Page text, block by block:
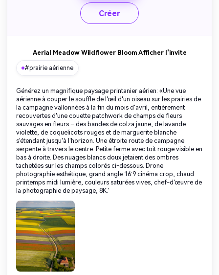
Créer
Aerial Meadow Wildflower Bloom Afficher l'invite
#prairie aérienne
Générez un magnifique paysage printanier aérien: «Une vue
aérienne à couper le souffle de l'œil d'un oiseau sur les prairies de
la campagne vallonnées à la fin du mois d'avril, entièrement
recouvertes d'une couette patchwork de champs de fleurs
sauvages en fleurs – des bandes de colza jaune, de lavande
violette, de coquelicots rouges et de marguerite blanche
s'étendant jusqu'à l'horizon. Une étroite route de campagne
serpente à travers le centre. Petite ferme avec toit rouge visible en
bas à droite. Des nuages blancs doux jetaient des ombres
tachetées sur les champs colorés ci-dessous. Drone
photographie esthétique, grand angle 16:9 cinéma crop, chaud
printemps midi lumière, couleurs saturées vives, chef-d'œuvre de
la photographie de paysage, 8K.'